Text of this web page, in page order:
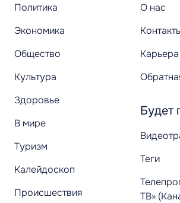
Политика
Экономика
Общество
Культура
Здоровье
В мире
Туризм
Калейдоскоп
Происшествия
О нас
Карьера
Будет
Теги
ТВ»